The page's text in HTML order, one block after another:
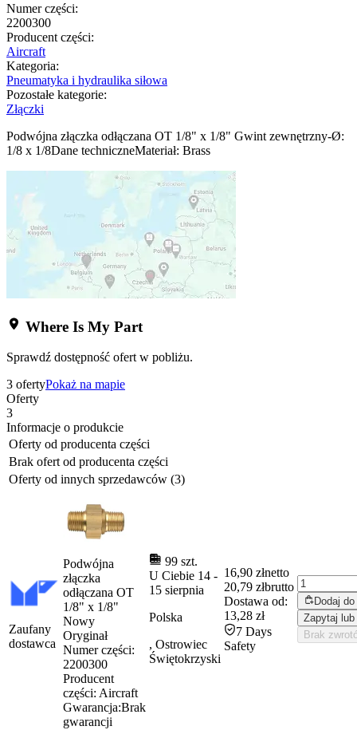
Numer części:
2200300
Producent części:
Aircraft
Kategoria:
Pneumatyka i hydraulika siłowa
Pozostałe kategorie:
Złączki
Podwójna złączka odłączana OT 1/8" x 1/8" Gwint zewnętrzny-Ø:
1/8 x 1/8Dane techniczneMateriał: Brass
Where Is My Part
Sprawdź dostępność ofert w pobliżu.
3 ofertyPokaż na mapie
Oferty
3
Informacje o produkcie
Oferty od producenta części
Brak ofert od producenta części
Oferty od innych sprzedawców (3)
Zaufany
dostawca
Podwójna
złączka
odłączana OT
1/8" x 1/8"
Nowy
Oryginał
Numer części:
2200300
Producent
części: Aircraft
Gwarancja:Brak
gwarancji
99 szt.
U Ciebie 14 -
15 sierpnia
Polska
, Ostrowiec
Świętokrzyski
16,90 złnetto
20,79 złbrutto
Dostawa od:
13,28 zł
7 Days
Safety
Dodaj
Zapytaj
Brak